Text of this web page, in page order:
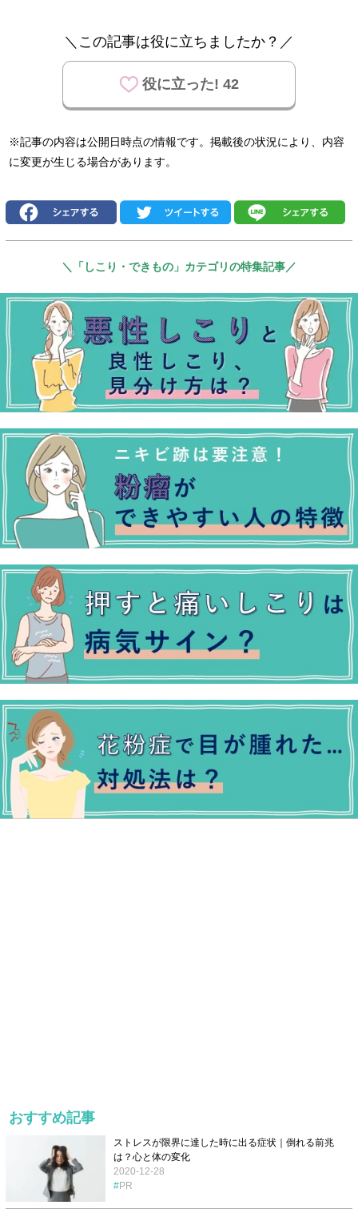
＼この記事は役に立ちましたか？／
役に立った! 42
※記事の内容は公開日時点の情報です。掲載後の状況により、内容
に変更が生じる場合があります。
＼「しこり・できもの」カテゴリの特集記事／
おすすめ記事
ストレスが限界に達した時に出る症状｜倒れる前兆
は？心と体の変化
2020-12-28
PR